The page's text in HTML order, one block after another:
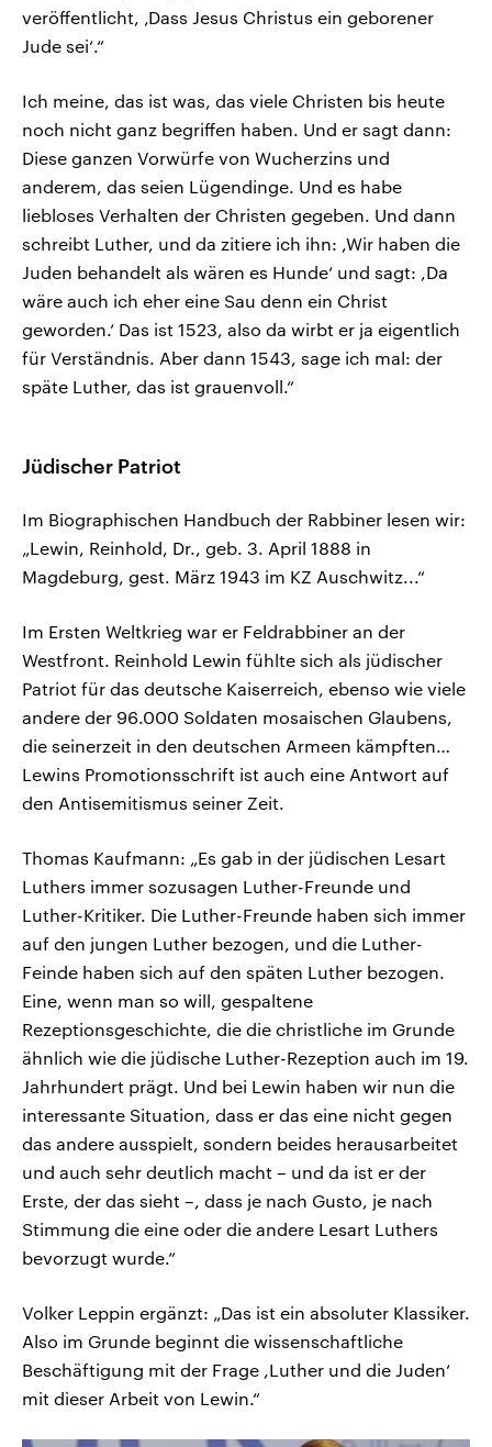
veröffentlicht, ‚Dass Jesus Christus ein geborener
Jude sei‘.“
Ich meine, das ist was, das viele Christen bis heute
noch nicht ganz begriffen haben. Und er sagt dann:
Diese ganzen Vorwürfe von Wucherzins und
anderem, das seien Lügendinge. Und es habe
liebloses Verhalten der Christen gegeben. Und dann
schreibt Luther, und da zitiere ich ihn: ,Wir haben die
Juden behandelt als wären es Hunde‘ und sagt: ,Da
wäre auch ich eher eine Sau denn ein Christ
geworden.‘ Das ist 1523, also da wirbt er ja eigentlich
für Verständnis. Aber dann 1543, sage ich mal: der
späte Luther, das ist grauenvoll.“
Jüdischer Patriot
Im Biographischen Handbuch der Rabbiner lesen wir:
„Lewin, Reinhold, Dr., geb. 3. April 1888 in
Magdeburg, gest. März 1943 im KZ Auschwitz...“
Im Ersten Weltkrieg war er Feldrabbiner an der
Westfront. Reinhold Lewin fühlte sich als jüdischer
Patriot für das deutsche Kaiserreich, ebenso wie viele
andere der 96.000 Soldaten mosaischen Glaubens,
die seinerzeit in den deutschen Armeen kämpften…
Lewins Promotionsschrift ist auch eine Antwort auf
den Antisemitismus seiner Zeit.
Thomas Kaufmann: „Es gab in der jüdischen Lesart
Luthers immer sozusagen Luther-Freunde und
Luther-Kritiker. Die Luther-Freunde haben sich immer
auf den jungen Luther bezogen, und die Luther-
Feinde haben sich auf den späten Luther bezogen.
Eine, wenn man so will, gespaltene
Rezeptionsgeschichte, die die christliche im Grunde
ähnlich wie die jüdische Luther-Rezeption auch im 19.
Jahrhundert prägt. Und bei Lewin haben wir nun die
interessante Situation, dass er das eine nicht gegen
das andere ausspielt, sondern beides herausarbeitet
und auch sehr deutlich macht – und da ist er der
Erste, der das sieht –, dass je nach Gusto, je nach
Stimmung die eine oder die andere Lesart Luthers
bevorzugt wurde.“
Volker Leppin ergänzt: „Das ist ein absoluter Klassiker.
Also im Grunde beginnt die wissenschaftliche
Beschäftigung mit der Frage ,Luther und die Juden‘
mit dieser Arbeit von Lewin.“